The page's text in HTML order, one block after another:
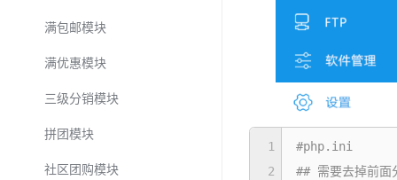
满包邮模块
满优惠模块
三级分销模块
拼团模块
社区团购模块
#php.ini
## 需要去掉前面
1
2